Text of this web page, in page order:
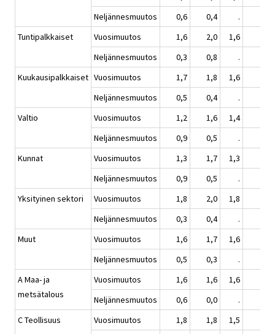
Neljännesmuutos
0,6 0,4 .
Tuntipalkkaiset
Vuosimuutos 1,6 2,0 1,6
Neljännesmuutos
0,3 0,8 .
Kuukausipalkkaiset Vuosimuutos 1,7 1,8 1,6
Neljännesmuutos
0,5 0,4 .
Valtio
Vuosimuutos 1,2 1,6 1,4
Neljännesmuutos
0,9 0,5 .
Kunnat
Vuosimuutos 1,3 1,7 1,3
Neljännesmuutos
0,9 0,5 .
Yksityinen sektori
Vuosimuutos 1,8 2,0 1,8
Neljännesmuutos
0,3 0,4 .
Muut
Vuosimuutos 1,6 1,7 1,6
Neljännesmuutos
0,5 0,3 .
A Maa- ja
metsätalous
Vuosimuutos 1,6 1,6 1,6
Neljännesmuutos
0,6 0,0 .
C Teollisuus
Vuosimuutos 1,8 1,8 1,5